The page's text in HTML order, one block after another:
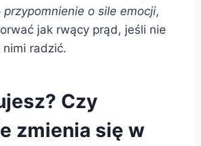
przypomnienie o sile emocji,
jak rwący prąd, jeśli nie
nimi radzić.
Czy
zmienia się w